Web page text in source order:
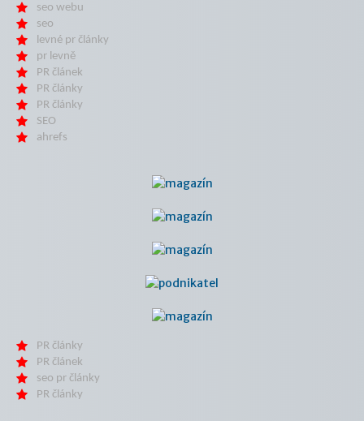
seo webu
seo
levné pr články
pr levně
PR článek
PR články
PR články
SEO
ahrefs
PR články
PR článek
seo pr články
PR články